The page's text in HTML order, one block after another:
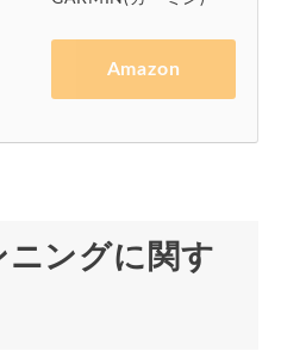
Amazon
ニングに関す